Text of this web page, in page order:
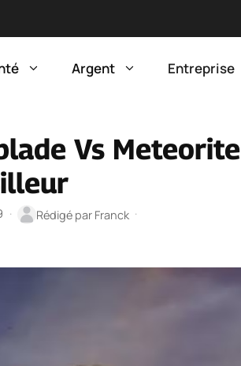
Argent Entreprise
Vs Meteorite
· Rédigé par Franck ·